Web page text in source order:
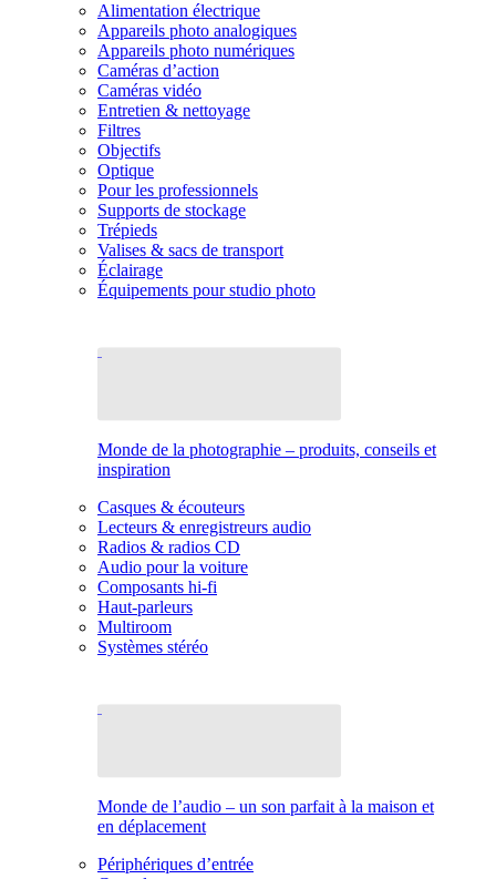
Alimentation électrique
Appareils photo analogiques
Appareils photo numériques
Caméras d’action
Caméras vidéo
Entretien & nettoyage
Filtres
Objectifs
Optique
Pour les professionnels
Supports de stockage
Trépieds
Valises & sacs de transport
Éclairage
Équipements pour studio photo
Monde de la photographie – produits, conseils et
inspiration
Casques & écouteurs
Lecteurs & enregistreurs audio
Radios & radios CD
Audio pour la voiture
Composants hi-fi
Haut-parleurs
Multiroom
Systèmes stéréo
Monde de l’audio – un son parfait à la maison et
en déplacement
Périphériques d’entrée